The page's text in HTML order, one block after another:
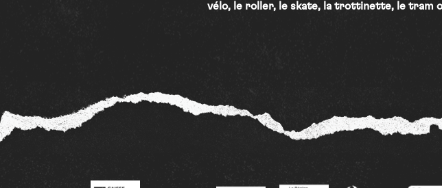
vélo, le roller, le skate, la trottinette, le tram